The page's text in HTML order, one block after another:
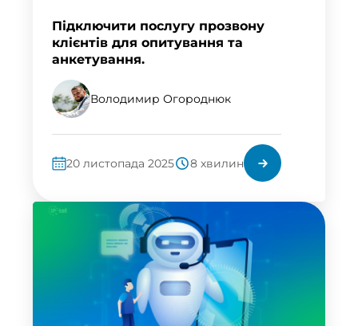
Підключити послугу прозвону
клієнтів для опитування та
анкетування.
Володимир Огороднюк
20 листопада 2025 8 хвилин